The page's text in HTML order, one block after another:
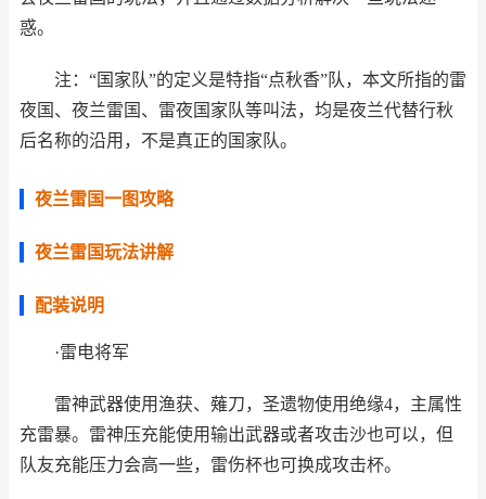
惑。
注：“国家队”的定义是特指“点秋香”队，本文所指的雷
夜国、夜兰雷国、雷夜国家队等叫法，均是夜兰代替行秋
后名称的沿用，不是真正的国家队。
夜兰雷国一图攻略
夜兰雷国玩法讲解
配装说明
·雷电将军
雷神武器使用渔获、薙刀，圣遗物使用绝缘4，主属性
充雷暴。雷神压充能使用输出武器或者攻击沙也可以，但
队友充能压力会高一些，雷伤杯也可换成攻击杯。